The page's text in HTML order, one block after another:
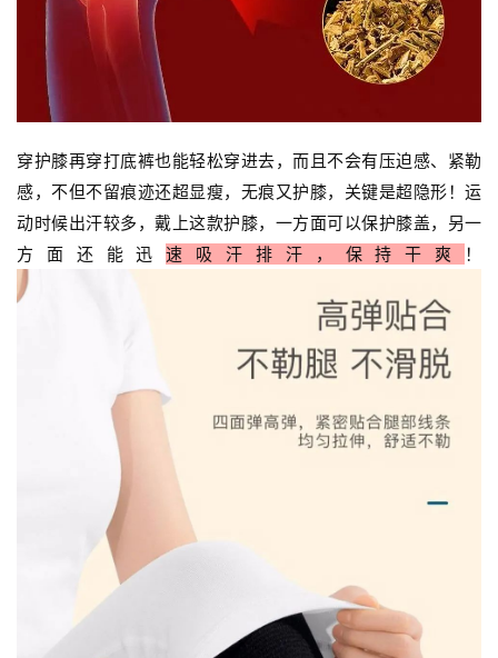
穿护膝再穿打底裤也能轻松穿进去，而且不会有压迫感、紧勒
感，不但不留痕迹还超显瘦，无痕又护膝，关键是超隐形！运
动时候出汗较多，戴上这款护膝，一方面可以保护膝盖，另一
方面还能迅速吸汗排汗，保持干爽 ！